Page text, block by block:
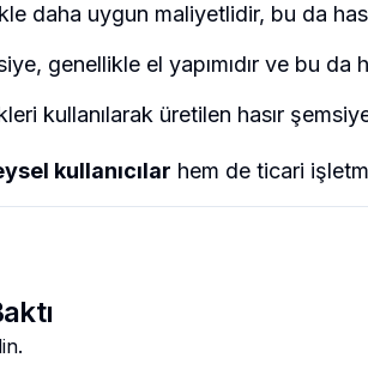
daha uygun maliyetlidir, bu da
genellikle el yapımıdır ve bu da
kullanılarak üretilen hasır
kullanıcılar hem de ticari